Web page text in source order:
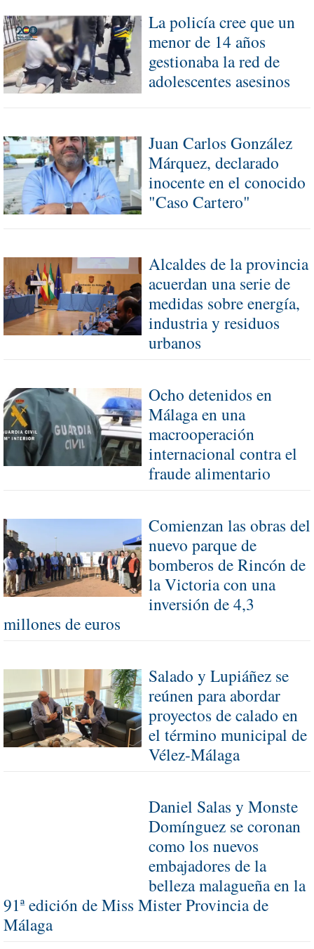
La policía cree que un
menor de 14 años
gestionaba la red de
adolescentes asesinos
Juan Carlos González
Márquez, declarado
inocente en el conocido
"Caso Cartero"
Alcaldes de la provincia
acuerdan una serie de
medidas sobre energía,
industria y residuos
urbanos
Ocho detenidos en
Málaga en una
macrooperación
internacional contra el
fraude alimentario
Comienzan las obras del
nuevo parque de
bomberos de Rincón de
la Victoria con una
inversión de 4,3
millones de euros
Salado y Lupiáñez se
reúnen para abordar
proyectos de calado en
el término municipal de
Vélez-Málaga
Daniel Salas y Monste
Domínguez se coronan
como los nuevos
embajadores de la
belleza malagueña en la
91ª edición de Miss Mister Provincia de
Málaga